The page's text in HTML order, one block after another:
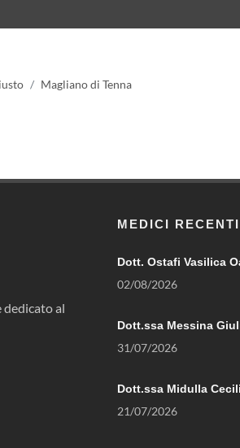
Magliano di Tenna
dedicato al
MEDICI RECENTI
Dott. Ostafi Vasilica
02/08/2026
Dott.ssa Messina
31/07/2026
Dott.ssa Midulla
21/07/2026